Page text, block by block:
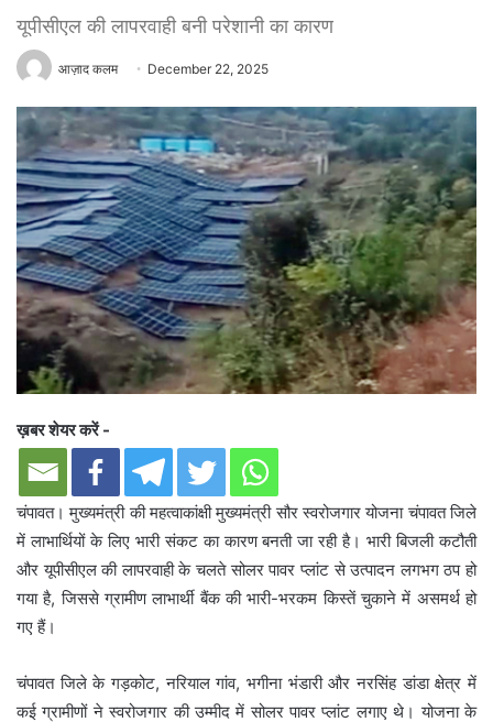
यूपीसीएल की लापरवाही बनी परेशानी का कारण
आज़ाद कलम December 22, 2025
ख़बर शेयर करें -
चंपावत। मुख्यमंत्री की महत्वाकांक्षी मुख्यमंत्री सौर स्वरोजगार योजना चंपावत जिले
में लाभार्थियों के लिए भारी संकट का कारण बनती जा रही है। भारी बिजली कटौती
और यूपीसीएल की लापरवाही के चलते सोलर पावर प्लांट से उत्पादन लगभग ठप हो
गया है, जिससे ग्रामीण लाभार्थी बैंक की भारी-भरकम किस्तें चुकाने में असमर्थ हो
गए हैं।
चंपावत जिले के गड़कोट, नरियाल गांव, भगीना भंडारी और नरसिंह डांडा क्षेत्र में
कई ग्रामीणों ने स्वरोजगार की उम्मीद में सोलर पावर प्लांट लगाए थे। योजना के